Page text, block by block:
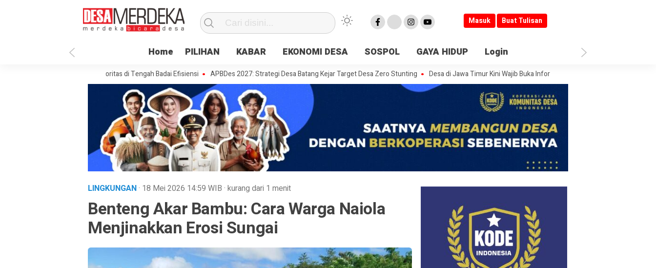
Masuk Buat Tulisan
Home PILIHAN KABAR EKONOMI DESA SOSPOL GAYA HIDUP Login
Lompoe Merajut Prioritas di Tengah Badai Efisiensi APBDes 2027: Strategi Desa Batang Kejar Target Desa Zero Stunting Desa di Jawa Timur Kini Wajib Buka Informasi
LINGKUNGAN· 18 Mei 2026 14:59 WIB · kurang dari 1 menit
Benteng Akar Bambu: Cara Warga Naiola
Menjinakkan Erosi Sungai